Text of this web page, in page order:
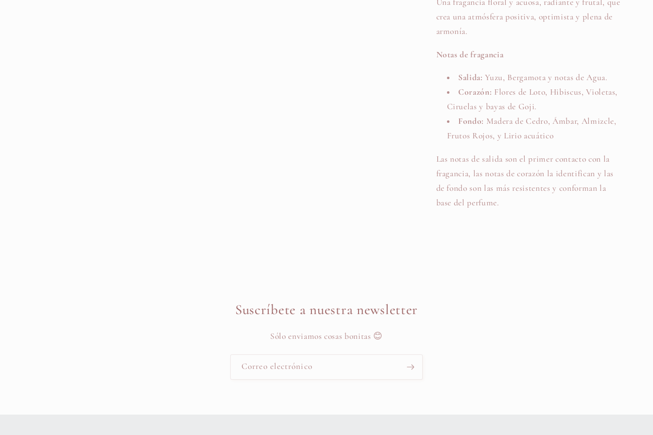
Una fragancia floral y acuosa, radiante y frutal, que
crea una atmósfera positiva, optimista y plena de
armonía.
Notas de fragancia
Salida:Yuzu, Bergamota y notas de Agua.
Corazón: Flores de Loto, Hibiscus, Violetas,
Ciruelas y bayas de Goji.
Fondo: Madera de Cedro, Ámbar, Almizcle,
Frutos Rojos, y Lirio acuático
Las notas de salida son el primer contacto con la
fragancia, las notas de corazón la identifican y las
de fondo son las más resistentes y conforman la
base del perfume.
Suscríbete a nuestra newsletter
Sólo enviamos cosas bonitas 😊
Correo electrónico